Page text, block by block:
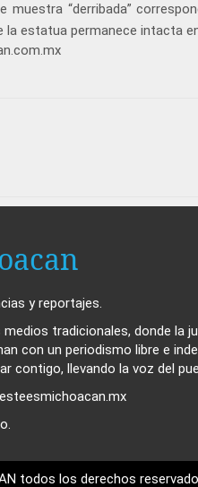
muestra “derribada”
la estatua permanece intacta
y reportajes.
tradicionales, donde la
con un periodismo libre e
contigo, llevando la voz del
todos los derechos